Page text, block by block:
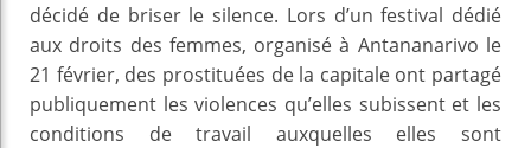
décidé de briser le silence. Lors d’un festival dédié
aux droits des femmes, organisé à Antananarivo le
21 février, des prostituées de la capitale ont partagé
publiquement les violences qu’elles subissent et les
conditions de travail auxquelles elles sont